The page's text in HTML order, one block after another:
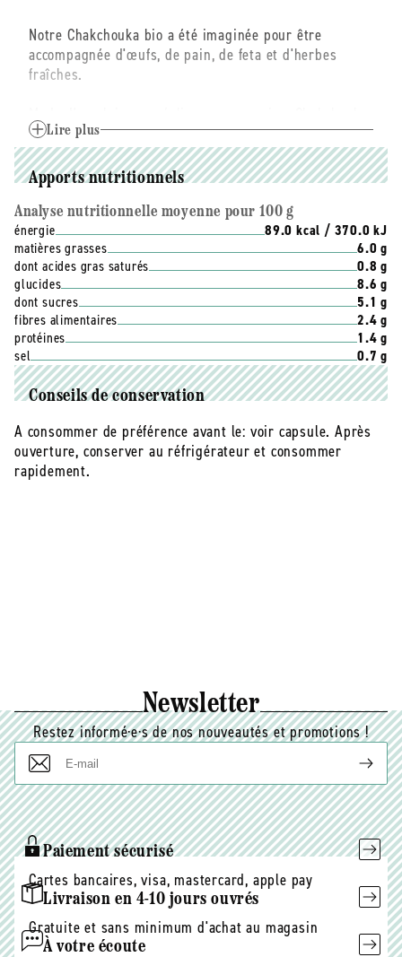
Notre Chakchouka bio a été imaginée pour être
accompagnée d'œufs, de pain, de feta et d'herbes
fraîches.
:
1. Versez le contenu du bocal Chakchouka Rouge
Prosain dans une poêle chaude, et laissez mijoter 2
minutes sur feu moyen.
2. Formez 4 puits et cassez-y 4 œufs. Laissez cuire 2
minutes, puis couvrez et laissez cuire 1 minute
jusqu'à ce que le blanc d'œuf soit cuit et le jaune
coulant.
3. Parsemez de coriandre ou de persil frais, et
dégustez avec du pain et de la feta.
pour 2 personnes.
Lire plus
Apports nutritionnels
Analyse nutritionnelle moyenne pour 100 g
énergie
89.0 kcal / 370.0 kJ
matières grasses
6.0 g
dont acides gras saturés
0.8 g
glucides
8.6 g
dont sucres
5.1 g
fibres alimentaires
2.4 g
protéines
1.4 g
sel
0.7 g
Conseils de conservation
A consommer de préférence avant le: voir capsule. Après
ouverture, conserver au réfrigérateur et consommer
rapidement.
Newsletter
Restez informé·e·s de nos nouveautés et promotions !
E-
mail
Paiement sécurisé
Cartes bancaires, visa, mastercard, apple pay
Livraison en 4-10 jours ouvrés
Gratuite et sans minimum d'achat au magasin
À votre écoute